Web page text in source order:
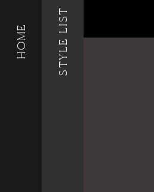
HOME STYLE LIST